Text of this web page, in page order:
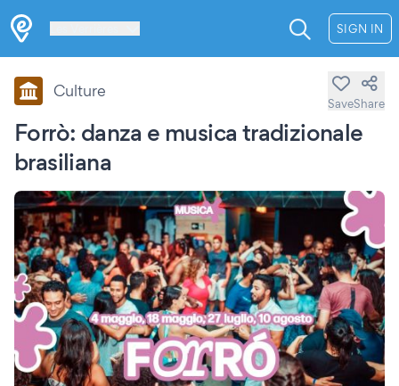
SIGN IN
Forrò: danza e musica tradizionale
brasiliana
Culture
SaveShare